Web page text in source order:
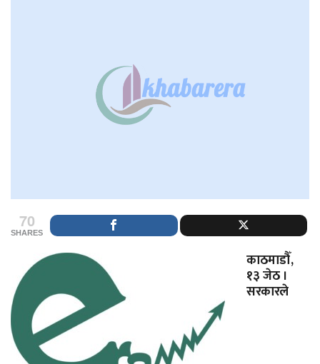
70
SHARES
काठमाडौँ,
१३ जेठ ।
सरकारले